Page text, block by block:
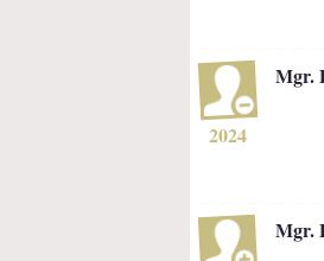
2024
Mgr.
Mgr.